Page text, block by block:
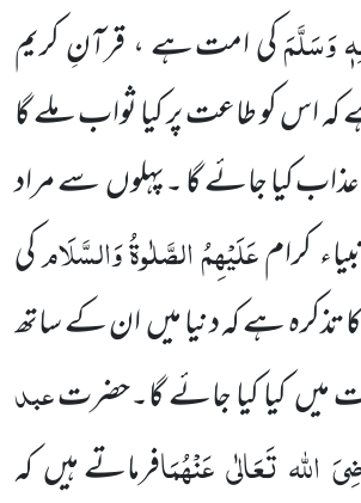
وَسَلَّمَکیامت ہے ، قرآنِ کریم
اس کو طاعت پر کیا ثواب ملے گا
کیاجائےگا ۔پہلوںسے مراد
کرامعَلَیْہِمُ الصَّلٰوۃُ وَالسَّلَامکی
تذکرہ ہے کہ دنیا میںان کے ساتھ
میںکیا کیا جائے گا۔حضرتعبد
اللہتَعَالٰیعَنْہُمَافرماتے ہیںکہ